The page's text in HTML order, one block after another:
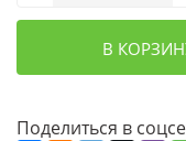
В
Поделиться в